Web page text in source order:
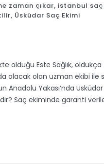
zaman çıkar, istanbul saç
, Üsküdar Saç Ekimi
olduğu Este Sağlık, oldukça
olacak olan uzman ekibi ile
Anadolu Yakası’nda
Saç ekiminde garanti